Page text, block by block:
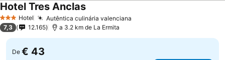
3 EstrelasHotel Autêntica culinária valenciana
Hotel Tres AnclasVer preços
7,3 12.165 a 3.2 km de La Ermita
De € 43